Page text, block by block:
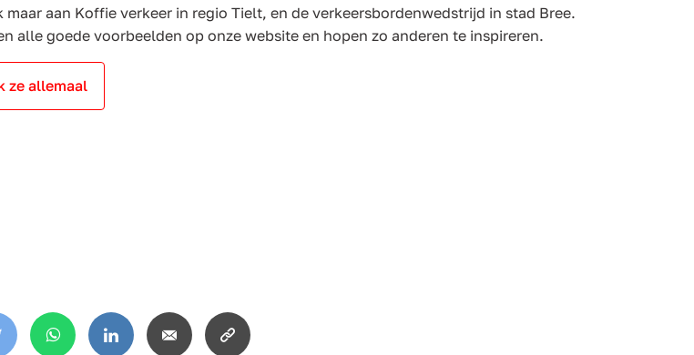
maar aan Koffie verkeer in regio Tielt, en de verkeersbordenwedstrijd in stad Bree.
alle goede voorbeelden op onze website en hopen zo anderen te inspireren.
ze allemaal
WhatsAppLinkedInEmail
Copy